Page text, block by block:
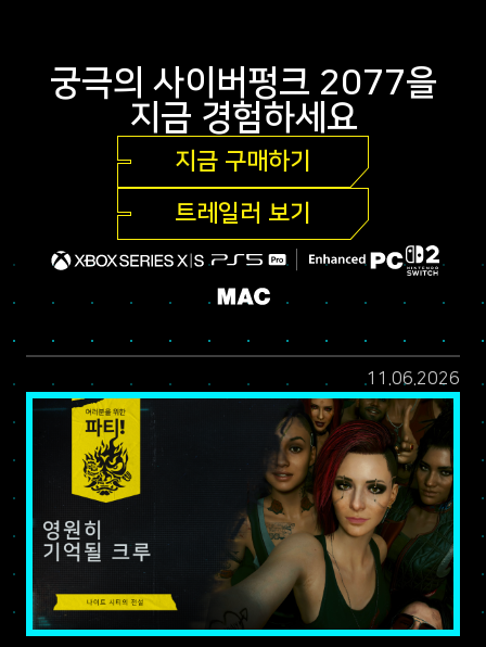
궁극의 사이버펑크 2077을
지금 경험하세요
지금 구매하기
트레일러 보기
11.06.2026